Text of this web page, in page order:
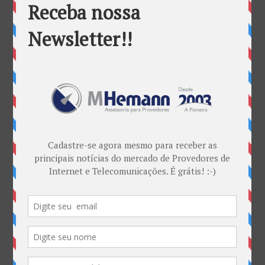
residências brasileiras
porMarketing MHemann|set 5, 2017
54% das residências do Brasil possuem conexão via
(Centro de Estudos sobre as Tecnologias da
Informação e da Computação) e apresentada hoje,
terça-feira (05). O...
Categorias
ANATEL & Política
Casos de Sucesso
EDITORIAL
Empresas
Eventos